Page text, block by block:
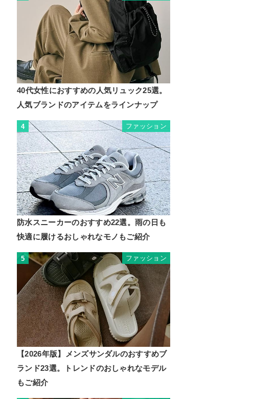
40代女性におすすめの人気リュック25選。
人気ブランドのアイテムをラインナップ
4 ファッション
防水スニーカーのおすすめ22選。雨の日も
快適に履けるおしゃれなモノもご紹介
5 ファッション
【2026年版】メンズサンダルのおすすめブ
ランド23選。トレンドのおしゃれなモデル
もご紹介